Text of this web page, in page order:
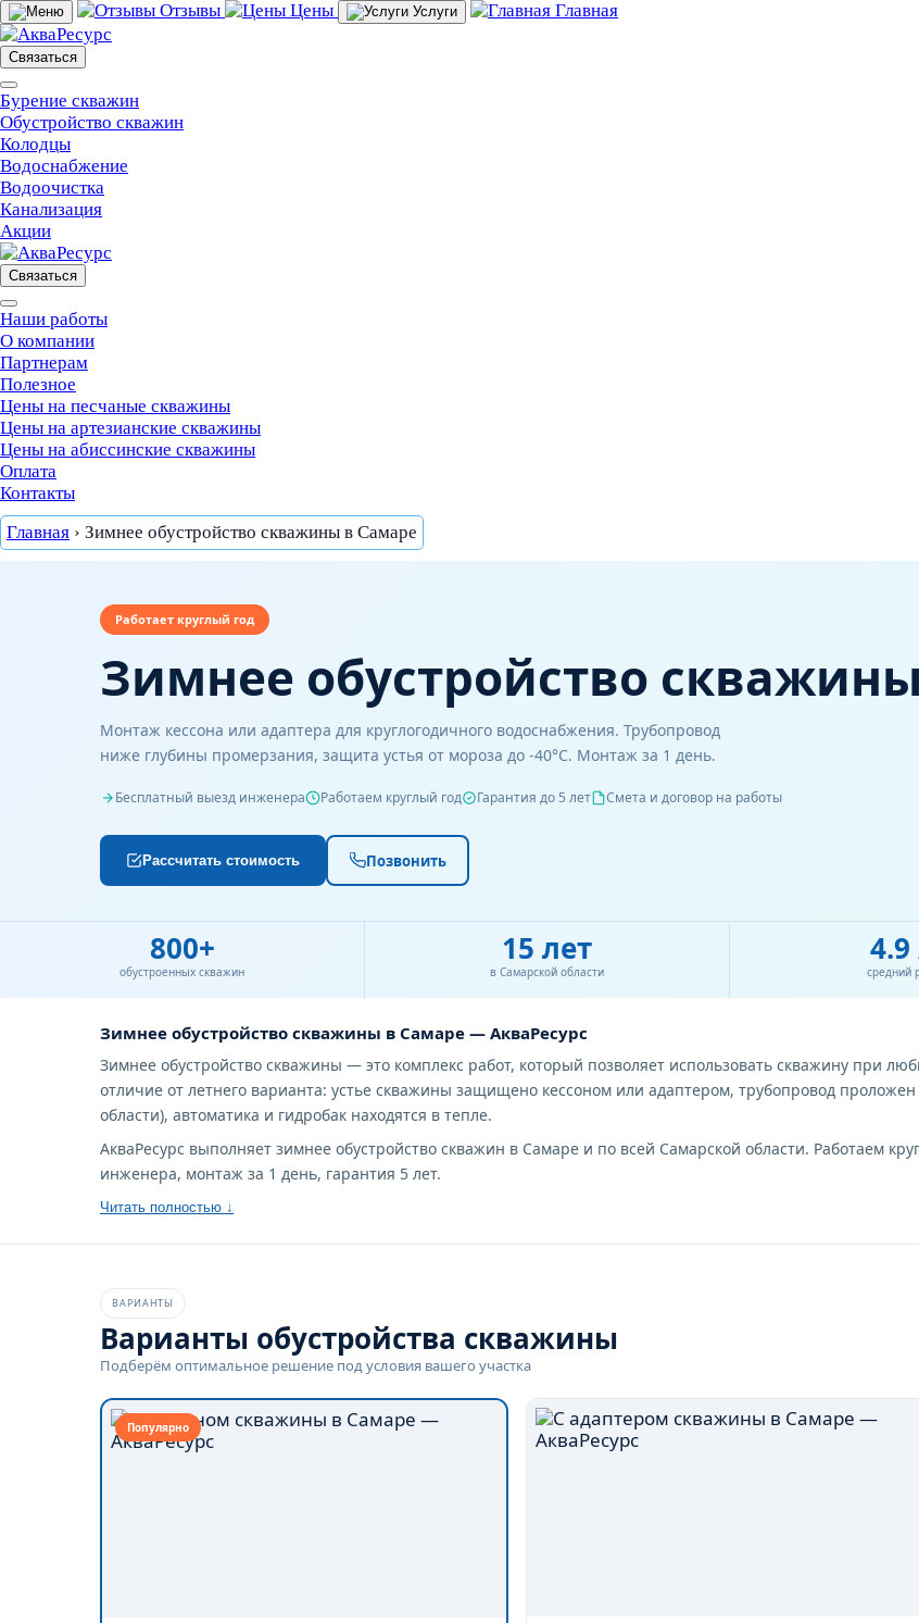
Отзывы Цены Услуги Главная
Связаться
Бурение скважин
Обустройство скважин
Колодцы
Водоснабжение
Водоочистка
Канализация
Акции
Связаться
Наши работы
О компании
Партнерам
Полезное
Цены на песчаные скважины
Цены на артезианские скважины
Цены на абиссинские скважины
Оплата
Контакты
Главная › Зимнее обустройство скважины в Самаре
Рассчитайте стоимость за 1 минуту
6 вопросов → персональный расчёт стоимости
Постоянное проживание
🌿
Дача / сезонно
Только полив
Огород, газон, хозяйство Планирую заехать в будущем
Далее →
Работает круглый год
Зимнее обустройство
Монтаж кессона или адаптера для круглогодичного водоснабжения. Трубопровод
ниже глубины промерзания, защита устья от мороза до -40°C. Монтаж за 1 день.
Бесплатный выезд инженера Работаем круглый год Гарантия до 5 лет Смета и договор на работы
Рассчитать стоимость Позвонить
800+
обустроенных скважин
15 лет
в Самарской области средний
Зимнее обустройство скважины в Самаре — АкваРесурс
Зимнее обустройство скважины — это комплекс работ, который позволяет использовать скважину при
отличие от летнего варианта: устье скважины защищено кессоном или адаптером, трубопровод
области), автоматика и гидробак находятся в тепле.
АкваРесурс выполняет зимнее обустройство скважин в Самаре и по всей Самарской области. Работаем
инженера, монтаж за 1 день, гарантия 5 лет.
Чем зимнее обустройство отличается от летнего
Летнее обустройство — трубы лежат в земле на глубине 30–50 см или вообще по поверхности, трубы не
адаптером ниже промерзания, автоматика и гидробак защищены от мороза.
Можно ли сделать зимнее обустройство из летнего
Да. Если у вас уже есть летнее водоснабжение, мы переводим его в зимний режим: демонтируем
Когда можно монтировать
В любое время года, включая зиму. При установке кессона в мороз котлован прогревается, грунт не
Читать полностью ↓
ВАРИАНТЫ
Варианты обустройства скважины
Подберём оптимальное решение под условия вашего участка
Популярно